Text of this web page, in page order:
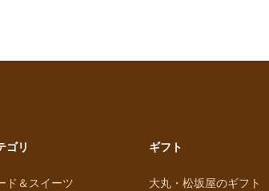
ゴリ
ド＆スイーツ
ギフト
大丸・松坂屋のギフト